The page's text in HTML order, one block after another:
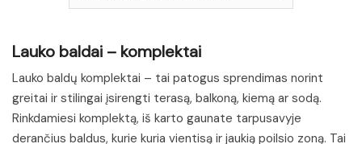
Lauko baldai – komplektai
Lauko baldų komplektai – tai patogus sprendimas norint
greitai ir stilingai įsirengti terasą, balkoną, kiemą ar sodą.
Rinkdamiesi komplektą, iš karto gaunate tarpusavyje
derančius baldus, kurie kuria vientisą ir jaukią poilsio zoną. Tai